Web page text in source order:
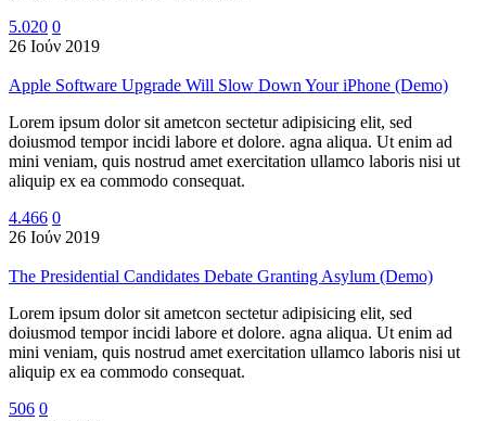
5.020 0
26 Ιούν 2019
Apple Software Upgrade Will Slow Down Your iPhone (Demo)
Lorem ipsum dolor sit ametcon sectetur adipisicing elit, sed
doiusmod tempor incidi labore et dolore. agna aliqua. Ut enim ad
mini veniam, quis nostrud amet exercitation ullamco laboris nisi ut
aliquip ex ea commodo consequat.
4.466 0
26 Ιούν 2019
The Presidential Candidates Debate Granting Asylum (Demo)
Lorem ipsum dolor sit ametcon sectetur adipisicing elit, sed
doiusmod tempor incidi labore et dolore. agna aliqua. Ut enim ad
mini veniam, quis nostrud amet exercitation ullamco laboris nisi ut
aliquip ex ea commodo consequat.
506 0